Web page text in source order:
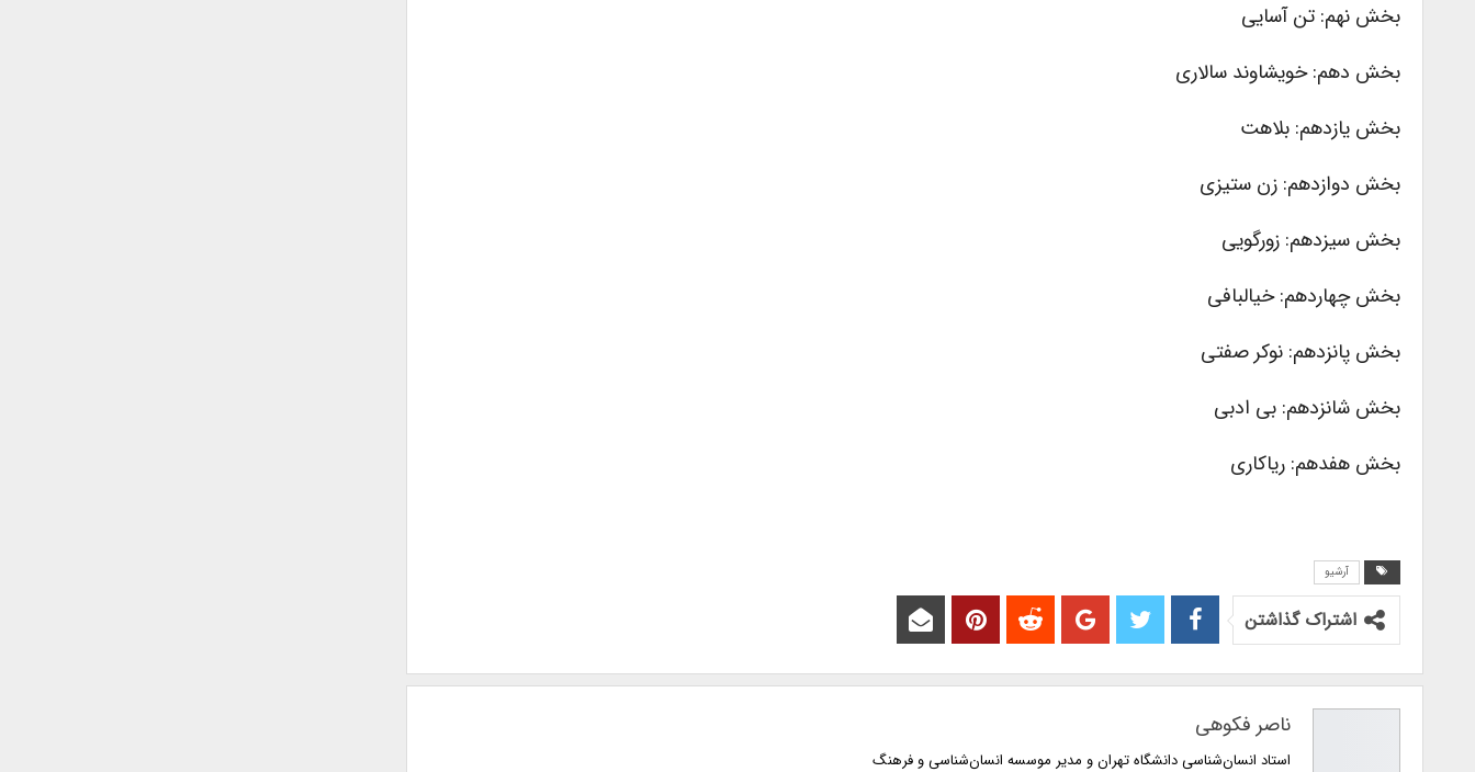
بخش نهم: تن آسایی
بخش دهم: خویشاوند سالاری
بخش یازدهم: بلاهت
بخش دوازدهم: زن ستیزی
بخش سیزدهم: زورگویی
بخش چهاردهم: خیالبافی
بخش پانزدهم: نوکر صفتی
بخش شانزدهم: بی ادبی
بخش هفدهم: ریاکاری
آرشیو
اشتراک گذاشتن
ناصر فکوهی
استاد انسان‌شناسی دانشگاه تهران و مدیر موسسه انسان‌شناسی و فرهنگ